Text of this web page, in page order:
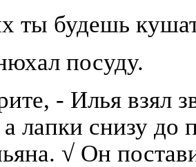
ты будешь
посуду.
- Илья взял
лапки снизу до
√ Он